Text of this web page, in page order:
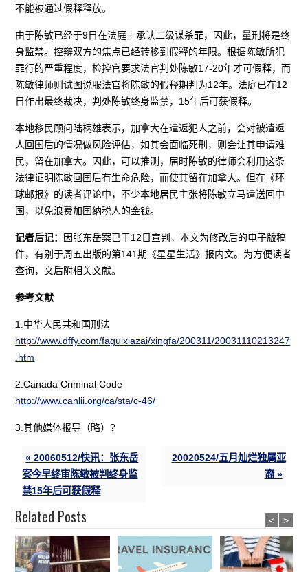
不能被通过假释释放。
由于陈敏已经于9日在法庭上承认二级谋杀罪，因此，量刑将是终
身监禁。控辩双方的焦点已经转移到假释的年限。根据陈敏所犯
罪行的严重程度，检控官要求法官判处陈敏17-20年才可假释，而
陈敏律师则试图说服法官将陈敏的假释期判为12年。法庭已在12
日作出最终裁决，判处陈敏终身监禁，15年后可获假释。
本地移民顾问陆柄雄表示，加拿大在遣返犯人之前，会对被遣返
人回国后的情况做风险评估，如其会面临死刑，则会让其申请难
民，留在加拿大。因此，可以推测，届时陈敏的律师会利用这条
法律证明陈敏回国后有生命危险，而使其留在加拿大。但在《环
球邮报》的读者评论中，不少本地居民主张将陈敏立马遣送回中
国，以免浪费加国纳税人的金钱。
记者后记：
因张东岳案已于12日宣判，本文为修改后的电子版稿
件，有别于周五出版的第141期《星星生活》报内文。为方便读者
查询，文后附相关文献。
参考文献
1.中华人民共和国刑法
http://www.dffy.com/faguixiazai/xingfa/200311/20031110213247
.htm
2.Canada Criminal Code
http://www.canlii.org/ca/sta/c-46/
3.其他媒体报导（略）?
« 20060512/快讯：张东岳
案今早终审陈敏被判终身监
禁15年后可获假释
20020524/五月灿烂独属亚
裔 »
Related Posts < >